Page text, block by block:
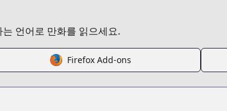
product/NEOBK-2948386
언어로 만화를 읽으세요.
Firefox Add-ons